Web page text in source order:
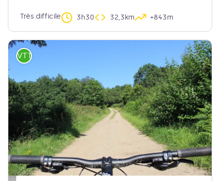
Très difficile 3h30 32,3km +843m
VTT